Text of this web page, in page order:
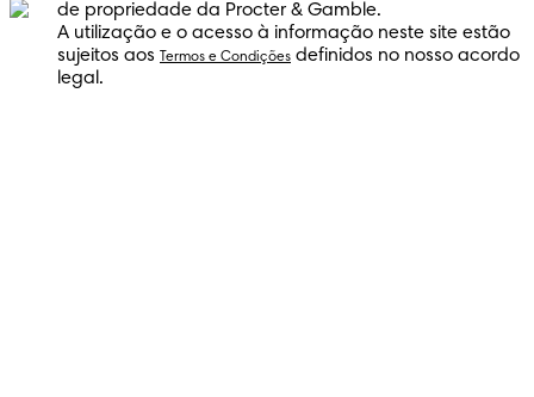
de propriedade da Procter & Gamble.
A utilização e o acesso à informação neste site estão
sujeitos aos
Termos e Condições definidos no nosso acordo
legal.